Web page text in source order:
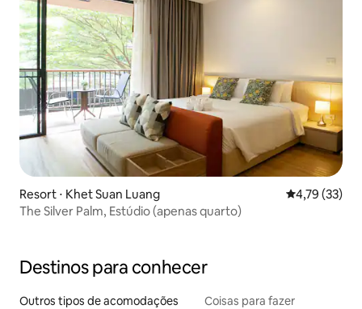
Resort ⋅ Khet Suan Luang 4,79 de uma
4,79 (33)
The Silver Palm, Estúdio (apenas quarto)
Destinos para conhecer
Outros tipos de acomodações Coisas para fazer